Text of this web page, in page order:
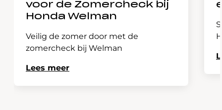
voor de Zomercheck bij
Honda Welman
Veilig de zomer door met de
zomercheck bij Welman
Lees meer